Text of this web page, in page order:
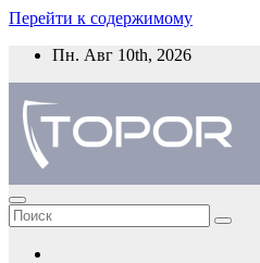
Перейти к содержимому
Пн. Авг 10th, 2026